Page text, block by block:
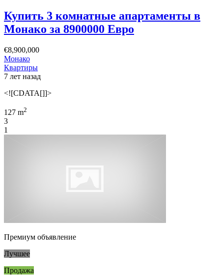
Купить 3 комнатные апартаменты в
Монако за 8900000 Евро
€8,900,000
Монако
Квартиры
7 лет назад
<![CDATA[]]>
127 m2
3
1
Премиум объявление
Лучшее
Продажа